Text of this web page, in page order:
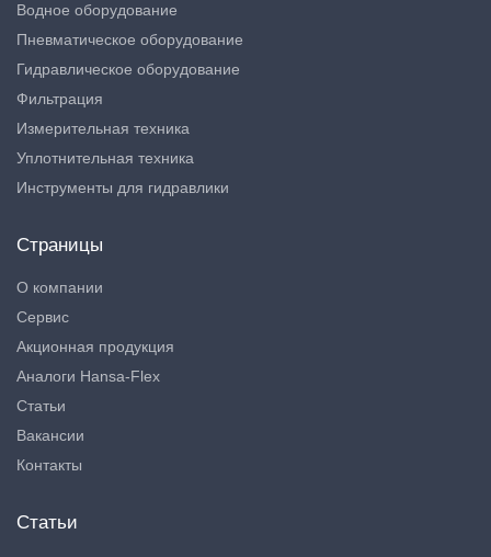
Водное оборудование
Пневматическое оборудование
Гидравлическое оборудование
Фильтрация
Измерительная техника
Уплотнительная техника
Инструменты для гидравлики
Страницы
О компании
Сервис
Акционная продукция
Аналоги Hansa-Flex
Статьи
Вакансии
Контакты
Статьи